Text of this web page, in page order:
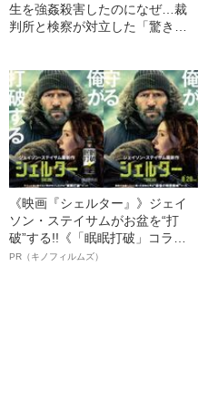
生を強姦殺害したのになぜ…裁
判所と検察が対立した「驚きの
《映画『シェルター』》ジェイ
ソン・ステイサムがお盆を“打
破”する!!《「眠眠打破」コラ
ボ》
PR（キノフィルムズ）